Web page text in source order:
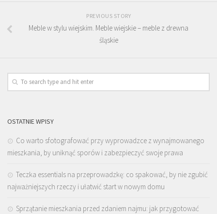
PREVIOUS STORY
Meble w stylu wiejskim. Meble wiejskie – meble z drewna
śląskie
OSTATNIE WPISY
Co warto sfotografować przy wyprowadzce z wynajmowanego
mieszkania, by uniknąć sporów i zabezpieczyć swoje prawa
Teczka essentials na przeprowadzkę: co spakować, by nie zgubić
najważniejszych rzeczy i ułatwić start w nowym domu
Sprzątanie mieszkania przed zdaniem najmu: jak przygotować